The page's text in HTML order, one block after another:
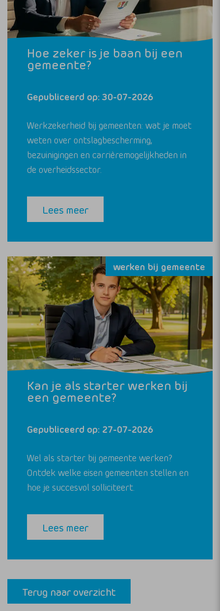
Hoe zeker is je baan bij een
gemeente?
Gepubliceerd op: 30-07-2026
Werkzekerheid bij gemeenten: wat je moet
weten over ontslagbescherming,
bezuinigingen en carrièremogelijkheden in
de overheidssector.
Lees meer
werken bij gemeente
Kan je als starter werken bij
een gemeente?
Gepubliceerd op: 27-07-2026
Wel als starter bij gemeente werken?
Ontdek welke eisen gemeenten stellen en
hoe je succesvol solliciteert.
Lees meer
Terug naar overzicht